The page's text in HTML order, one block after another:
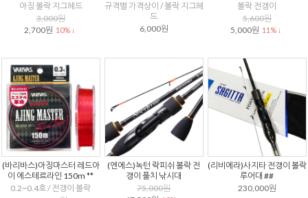
아징 볼락 지그헤드
3,000원
2,700원 10% ↓
규격별 가격상이 / 볼락 지그헤
드
6,000원
볼락 전갱이
5,600원
5,000원 11% ↓
(바리바스)아징마스터 레드아
이 에스테르라인 150m **
0.2~0.4호 / 전갱이 볼락
(엔에스)녹턴 락피쉬 볼락 전
갱이 풀치 낚시대
75,000원
(리비에라)사지타 전갱이 볼락
루어대 ##
230,000원